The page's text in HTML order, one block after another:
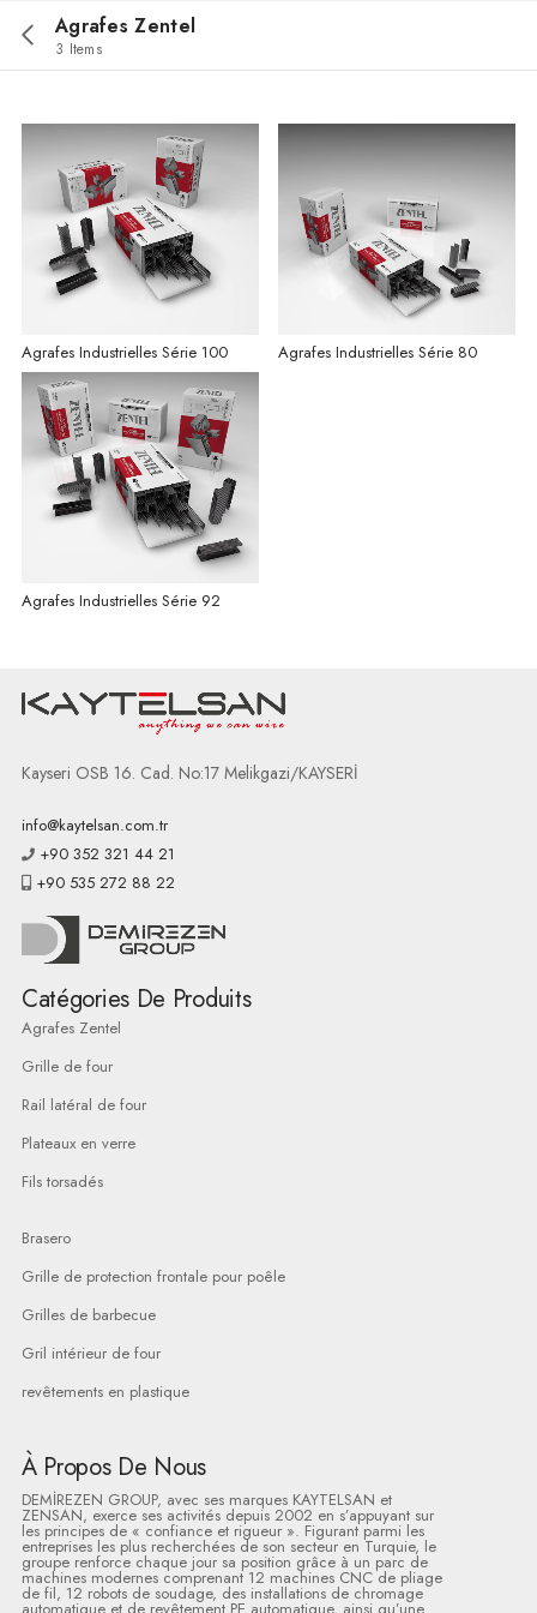
Agrafes Zentel
3 Items
Agrafes Industrielles Série 100 Agrafes Industrielles Série 80
Agrafes Industrielles Série 92
Kayseri OSB 16. Cad. No:17 Melikgazi/KAYSERİ
info@kaytelsan.com.tr
+90 352 321 44 21
+90 535 272 88 22
Catégories De Produits
Agrafes Zentel
Grille de four
Rail latéral de four
Plateaux en verre
Fils torsadés
Brasero
Grille de protection frontale pour poêle
Grilles de barbecue
Gril intérieur de four
revêtements en plastique
À Propos De Nous
DEMİREZEN GROUP, avec ses marques KAYTELSAN et
ZENSAN, exerce ses activités depuis 2002 en s’appuyant sur
les principes de « confiance et rigueur ». Figurant parmi les
entreprises les plus recherchées de son secteur en Turquie, le
groupe renforce chaque jour sa position grâce à un parc de
machines modernes comprenant 12 machines CNC de pliage
de fil, 12 robots de soudage, des installations de chromage
automatique et de revêtement PE automatique, ainsi qu’une